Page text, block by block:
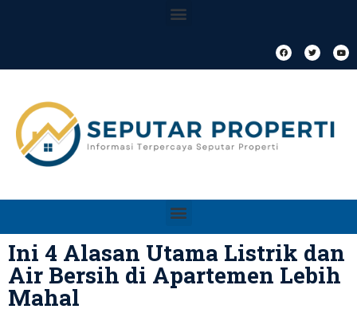
Ini 4 Alasan Utama Listrik dan
Air Bersih di Apartemen Lebih
Mahal